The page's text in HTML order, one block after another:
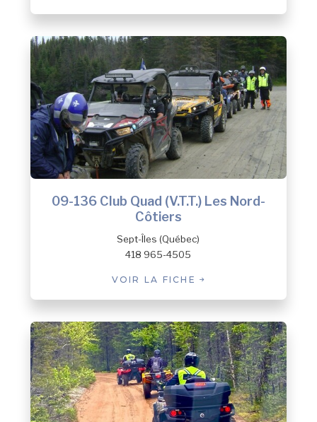
09-136 Club Quad (V.T.T.) Les Nord-
Côtiers
Sept-Îles (Québec)
418 965-4505
VOIR LA FICHE